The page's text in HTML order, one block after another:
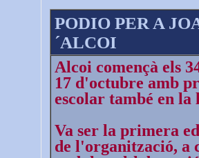
PODIO PER A
´ALCOI
Alcoi començà els
17 d'octubre amb
escolar també en la
Va ser la primera
de l'organització, a